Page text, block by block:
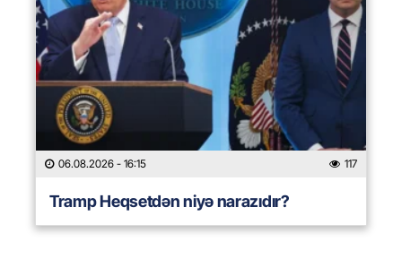
06.08.2026 - 16:15 117
Tramp Heqsetdən niyə narazıdır?